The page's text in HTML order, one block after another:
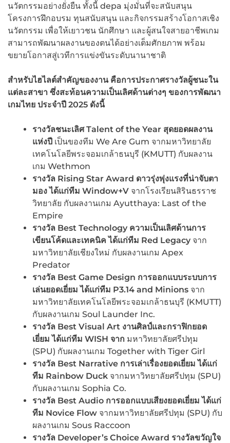
นวัตกรรมอย่างยั่งยืน ทั้งนี้ depa มุ่งมั่นที่จะสนับสนุน
โครงการฝึกอบรม ทุนสนับสนุน และกิจกรรมสร้างโอกาสเชิง
นวัตกรรม เพื่อให้เยาวชน นักศึกษา และผู้สนใจสายอาชีพเกม
สามารถพัฒนาผลงานของตนได้อย่างเต็มศักยภาพ พร้อม
ขยายโอกาสสู่เวทีการแข่งขันระดับนานาชาติ
สำหรับไฮไลต์สำคัญของงาน คือการประกาศรางวัลผู้ชนะใน
แต่ละสาขา ซึ่งสะท้อนความเป็นเลิศด้านต่างๆ ของการพัฒนา
เกมไทย ประจำปี 2025 ดังนี้
รางวัลชนะเลิศTalent of the Year สุดยอดผลงาน
แห่งปี เป็นของทีม We Are Gum จากมหาวิทยาลัย
เทคโนโลยีพระจอมเกล้าธนบุรี (KMUTT) กับผลงาน
เกม Wethmon
รางวัล Rising Star Award ดาวรุ่งพุ่งแรงที่น่าจับตา
มอง ได้แก่ทีม Window+V จากโรงเรียนสิรินธรราช
วิทยาลัย กับผลงานเกม Ayutthaya: Last of the
Empire
รางวัล Best Technology ความเป็นเลิศด้านการ
เขียนโค้ดและเทคนิค ได้แก่ทีม Red Legacy จาก
มหาวิทยาลัยเชียงใหม่ กับผลงานเกม Apex
Predator
รางวัล Best Game Design การออกแบบระบบการ
เล่นยอดเยี่ยม ได้แก่ทีม P3.14 and Minions จาก
มหาวิทยาลัยเทคโนโลยีพระจอมเกล้าธนบุรี (KMUTT)
กับผลงานเกม Soul Launder Inc.
รางวัล Best Visual Art งานศิลป์และกราฟิกยอด
เยี่ยม ได้แก่ทีม WISH จาก มหาวิทยาลัยศรีปทุม
(SPU) กับผลงานเกม Together with Tiger Girl
รางวัล Best Narrative การเล่าเรื่องยอดเยี่ยม ได้แก่
ทีม Rainbow Duck จากมหาวิทยาลัยศรีปทุม (SPU)
กับผลงานเกม Sophia Co.
รางวัล Best Audio การออกแบบเสียงยอดเยี่ยม ได้แก่
ทีม Novice Flow จากมหาวิทยาลัยศรีปทุม (SPU) กับ
ผลงานเกม Sous Raccoon
รางวัล Developer’s Choice Award รางวัลขวัญใจ